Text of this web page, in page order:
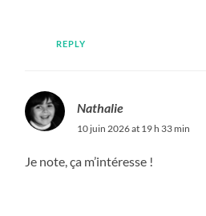
REPLY
Nathalie
10 juin 2026 at 19 h 33 min
Je note, ça m’intéresse !